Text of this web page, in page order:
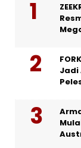
Jadi